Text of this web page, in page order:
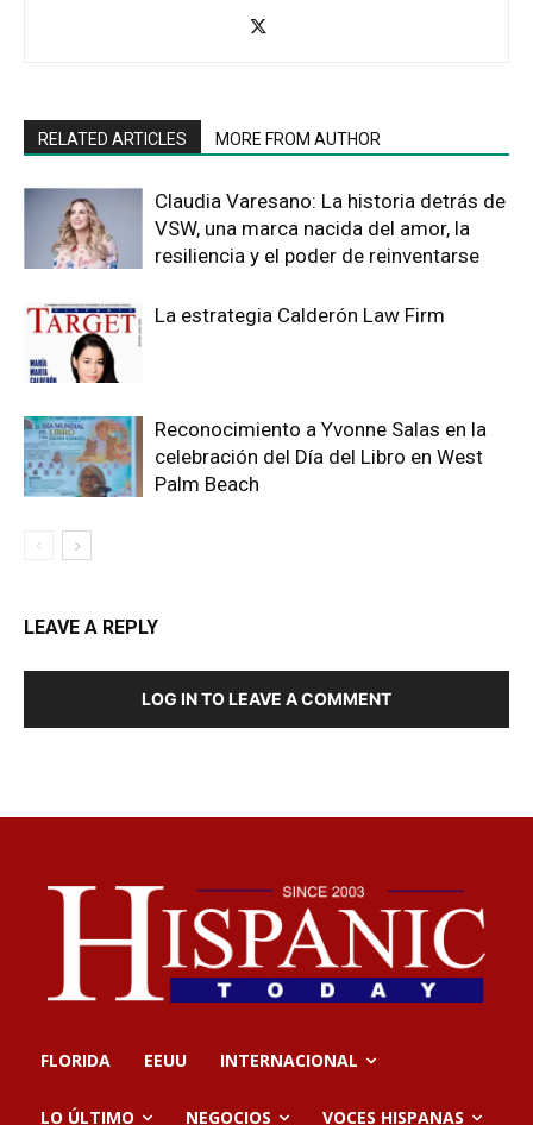
RELATED ARTICLES MORE FROM AUTHOR
Claudia Varesano: La historia detrás de
VSW, una marca nacida del amor, la
resiliencia y el poder de reinventarse
La estrategia Calderón Law Firm
Reconocimiento a Yvonne Salas en la
celebración del Día del Libro en West
Palm Beach
LEAVE A REPLY
LOG IN TO LEAVE A COMMENT
FLORIDA EEUU INTERNACIONAL
LO ÚLTIMO NEGOCIOS VOCES HISPANAS